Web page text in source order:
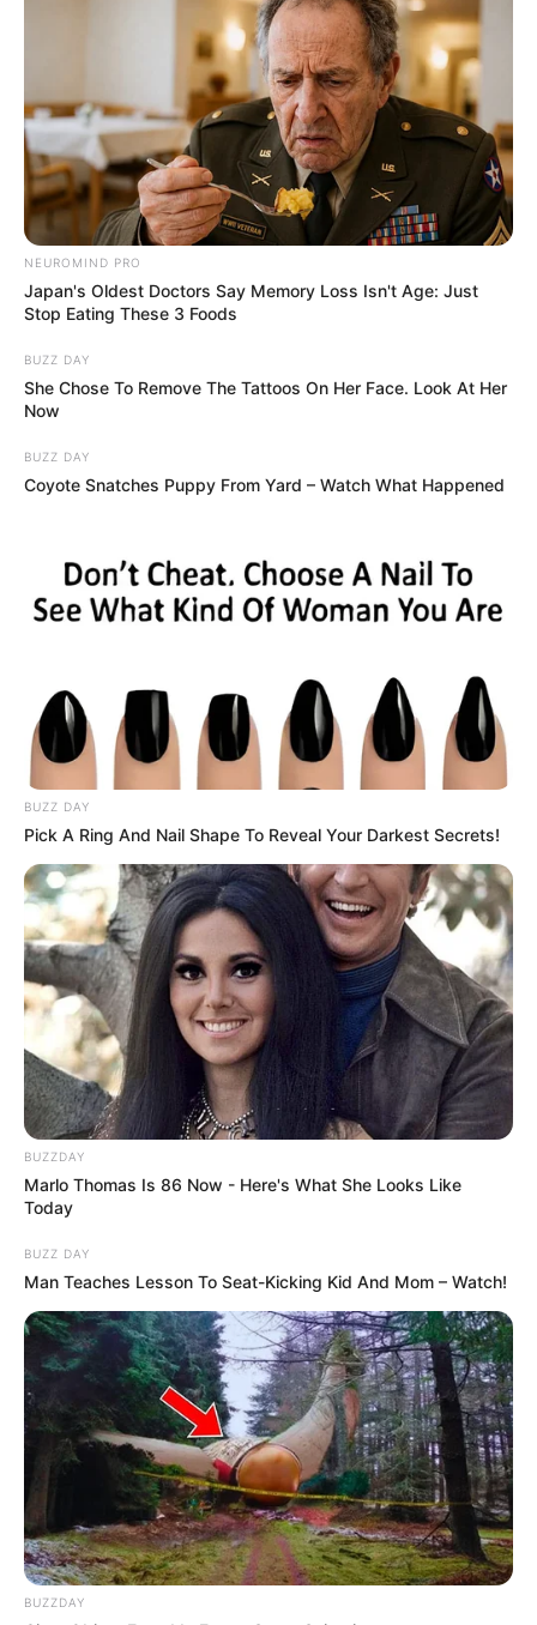
NEUROMIND PRO
Japan's Oldest Doctors Say Memory Loss Isn't Age: Just
Stop Eating These 3 Foods
BUZZ DAY
She Chose To Remove The Tattoos On Her Face. Look At Her
Now
BUZZ DAY
Coyote Snatches Puppy From Yard – Watch What Happened
BUZZ DAY
Pick A Ring And Nail Shape To Reveal Your Darkest Secrets!
BUZZDAY
Marlo Thomas Is 86 Now - Here's What She Looks Like
Today
BUZZ DAY
Man Teaches Lesson To Seat-Kicking Kid And Mom – Watch!
BUZZDAY